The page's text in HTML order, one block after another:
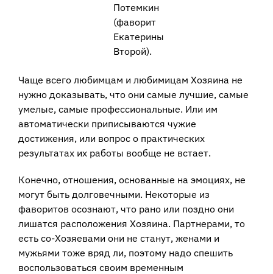
Потемкин
(фаворит
Екатерины
Второй).
Чаще всего любимцам и любимицам Хозяина не
нужно доказывать, что они самые лучшие, самые
умелые, самые профессиональные. Или им
автоматически приписываются чужие
достижения, или вопрос о практических
результатах их работы вообще не встает.
Конечно, отношения, основанные на эмоциях, не
могут быть долговечными. Некоторые из
фаворитов осознают, что рано или поздно они
лишатся расположения Хозяина. Партнерами, то
есть со-Хозяевами они не станут, женами и
мужьями тоже вряд ли, поэтому надо спешить
воспользоваться своим временным